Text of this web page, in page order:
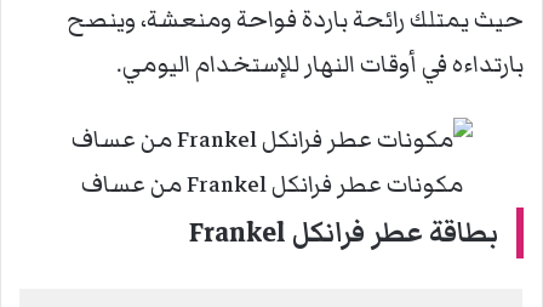
حيث يمتلك رائحة باردة فواحة ومنعشة، وينصح
بارتداءه في أوقات النهار للإستخدام اليومي.
مكونات عطر فرانكل Frankel من عساف
بطاقة عطر فرانكل Frankel